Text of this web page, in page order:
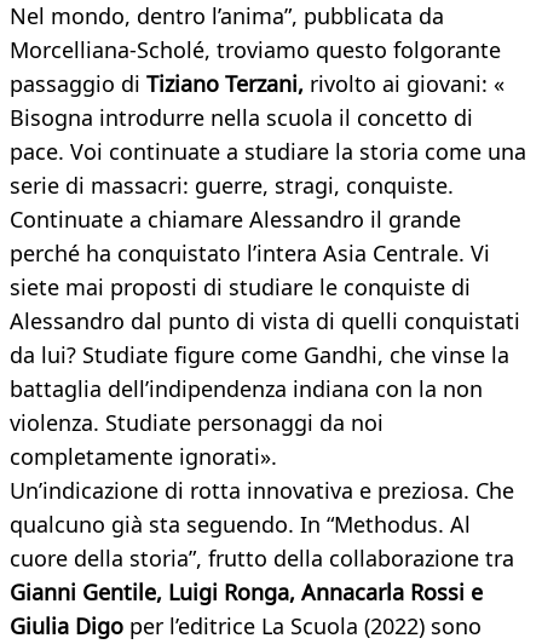
Nel mondo, dentro l’anima”, pubblicata da
Morcelliana-Scholé, troviamo questo folgorante
passaggio di Tiziano Terzani, rivolto ai giovani: «
Bisogna introdurre nella scuola il concetto di
pace. Voi continuate a studiare la storia come una
serie di massacri: guerre, stragi, conquiste.
Continuate a chiamare Alessandro il grande
perché ha conquistato l’intera Asia Centrale. Vi
siete mai proposti di studiare le conquiste di
Alessandro dal punto di vista di quelli conquistati
da lui? Studiate figure come Gandhi, che vinse la
battaglia dell’indipendenza indiana con la non
violenza. Studiate personaggi da noi
completamente ignorati».
Un’indicazione di rotta innovativa e preziosa. Che
qualcuno già sta seguendo. In “Methodus. Al
cuore della storia”, frutto della collaborazione tra
Gianni Gentile, Luigi Ronga, Annacarla Rossi e
Giulia Digo per l’editrice La Scuola (2022) sono